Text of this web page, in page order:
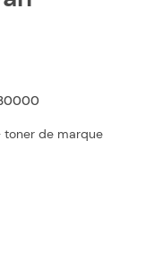
toner de marque